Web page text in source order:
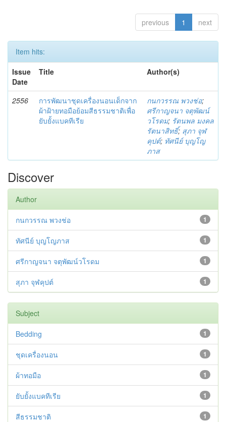
previous 1 next
Item hits:
Issue
Date
Title Author(s)
2556
การพัฒนาชุดเครื่องนอนเด็กจาก
ผ้าฝ้ายทอมือย้อมสีธรรมชาติเพื่อ
ยับยั้งแบคทีเรีย
กนกวรรณ พวงช่อ;
ศรีกาญจนา จตุพัฒน์
วโรดม; รัตนพล มงคล
รัตนาสิทธิ์; สุภา จุฬ
คุปต์; ทัศนีย์ บุญโญ
ภาส
Discover
Author
1
กนกวรรณ พวงช่อ
1
ทัศนีย์ บุญโญภาส
1
ศรีกาญจนา จตุพัฒน์วโรดม
1
สุภา จุฬคุปต์
Subject
1
Bedding
1
ชุดเครื่องนอน
1
ผ้าทอมือ
1
ยับยั้งแบคทีเรีย
1
สีธรรมชาติ